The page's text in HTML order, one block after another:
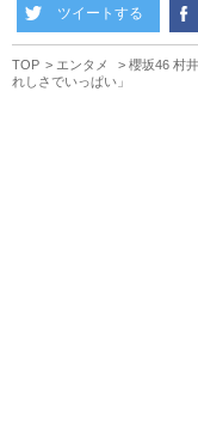
ツイートする
TOP エンタメ
櫻坂46 村
れしさでいっぱい」